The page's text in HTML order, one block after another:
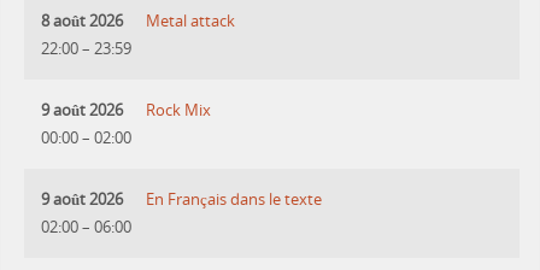
8 août 2026
22:00– 23:59
Metal attack
9 août 2026
00:00– 02:00
Rock Mix
9 août 2026
02:00– 06:00
En Français dans le texte